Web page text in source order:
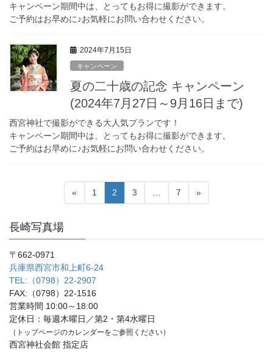
キャンペーン期間中は、とってもお得に撮影ができます。
ご予約はお早めに♪お気軽にお問い合わせください。
2024年7月15日
キャンペーン
夏の二十歳の記念 キャンペーン
(2024年7月27日～9月16日まで)
西宮神社で撮影ができる大人気プランです！
キャンペーン期間中は、とってもお得に撮影ができます。
ご予約はお早めに♪お気軽にお問い合わせください。
ナ
ビ
ゲ
ー
シ
ョ
ン
«
固
定
1
固
定
2
固
定
3 …
固
定
7 »
長崎写真場
〒662-0971
兵庫県西宮市和上町6-24
TEL:（0798）22-2907
FAX:（0798）22-1516
営業時間 10:00～18:00
定休日：毎週木曜日／第2・第4水曜日
（トップページのカレンダーをご参照ください）
西宮神社会館 指定店